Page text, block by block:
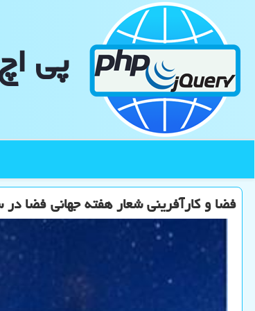
پی
فضا و کارآفرینی شعار هفته جهانی فضا در سال